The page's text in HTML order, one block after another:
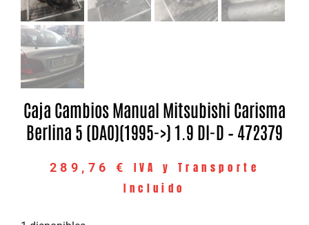
Caja Cambios Manual Mitsubishi Carisma
Berlina 5 (DA0)(1995->) 1.9 DI-D – 472379
289,76 €
IVA y Transporte
Incluido